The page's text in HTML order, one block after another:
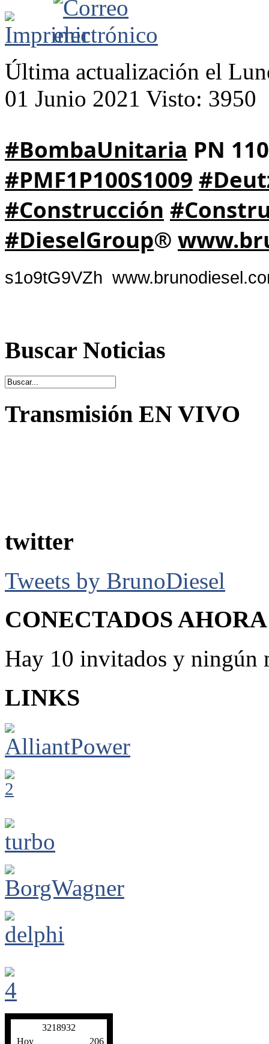
Última actualización el
01 Junio 2021 Visto: 3950
#BombaUnitaria
#PMF1P100S1009
#Construcción
#DieselGroup®
s1o9tG9VZh
Buscar Noticias
Transmisión EN VIVO
twitter
Tweets by BrunoDiesel
CONECTADOS AHORA
Hay 10 invitados y ningún
LINKS
3218932
Hoy
206